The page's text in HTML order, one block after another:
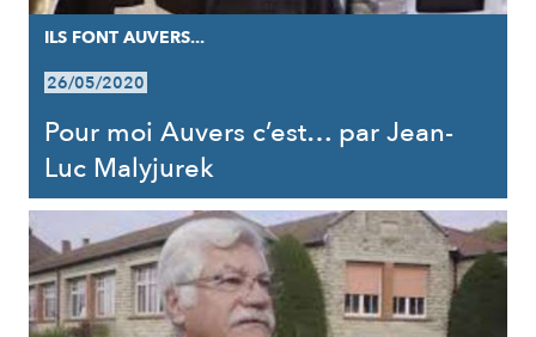
ILS FONT AUVERS...
26/05/2020
Pour moi Auvers c’est… par Jean-
Luc Malyjurek